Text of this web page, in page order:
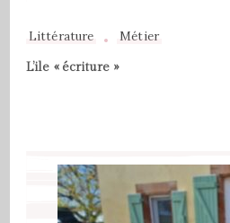
Littérature Métier
L’ile « écriture »